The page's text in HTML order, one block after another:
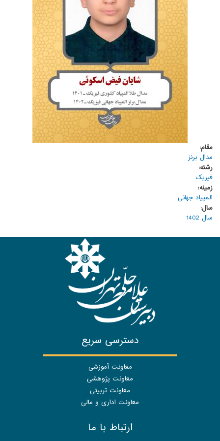
مقام:
مدال برنز
رشته:
فیزیک
زمینه:
المپیاد جهانی
سال:
سال 1402
دسترسی سریع
معاونت آموزشی
معاونت پژوهشی
معاونت تربیتی
معاونت اداری و مالی
ارتباط با ما